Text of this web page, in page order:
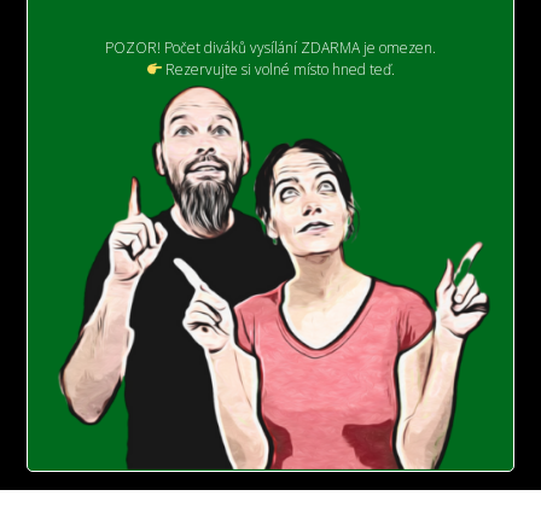
POZOR! Počet diváků vysílání ZDARMA je omezen.
Rezervujte si volné místo hned teď.